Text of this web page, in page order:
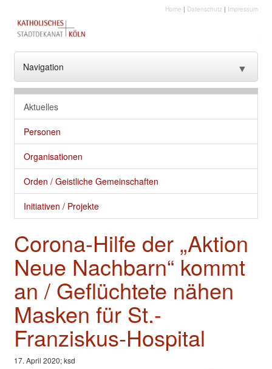
Home | Datenschutz | Impressum
Navigation ▼
??? NavText ???
??? NavText ???
Stadtkirche
Kirche vor Ort
Seelsorge und gute Dienste
Kultur
Valentinstage
Impressum
Aktuelles
Personen
Organisationen
Orden / Geistliche Gemeinschaften
Initiativen / Projekte
Corona-Hilfe der „Aktion
Neue Nachbarn“ kommt
an / Geflüchtete nähen
Masken für St.-
Franziskus-Hospital
17. April 2020; ksd